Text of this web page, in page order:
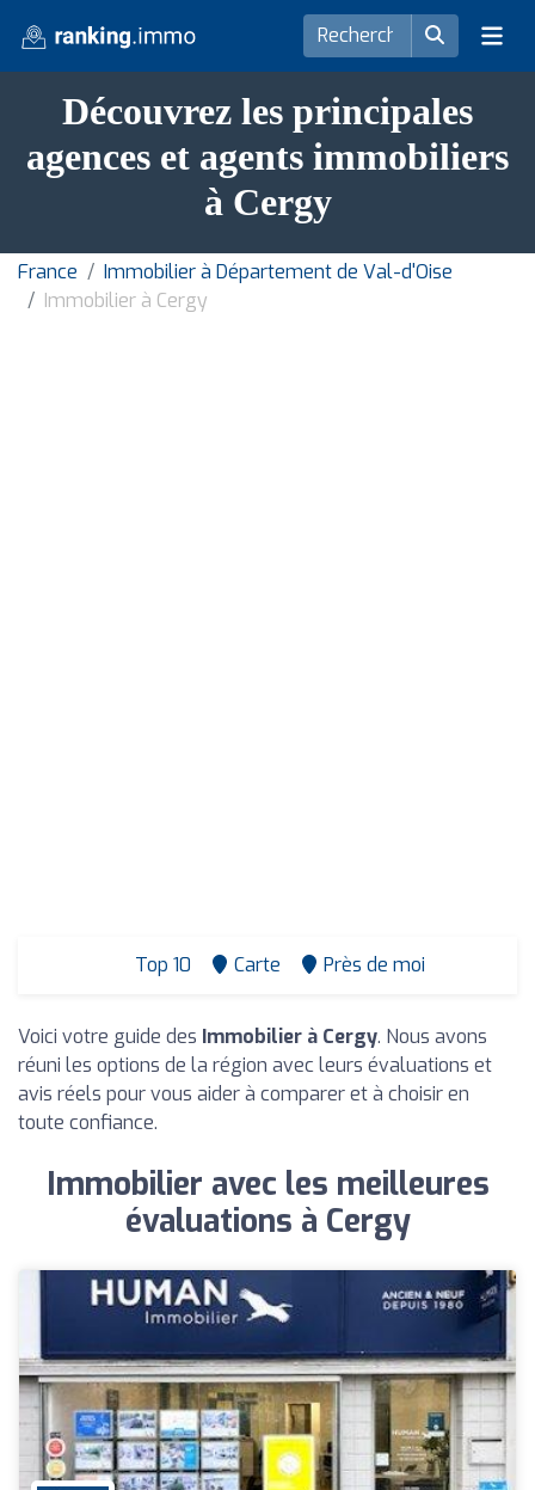
Découvrez les principales
agences et agents immobiliers
à Cergy
France
Immobilier à Département de Val-d'Oise
Immobilier à Cergy
Top 10 Carte Près de moi
Voici votre guide des Immobilier à Cergy. Nous avons
réuni les options de la région avec leurs évaluations et
avis réels pour vous aider à comparer et à choisir en
toute confiance.
Immobilier avec les meilleures
évaluations à Cergy